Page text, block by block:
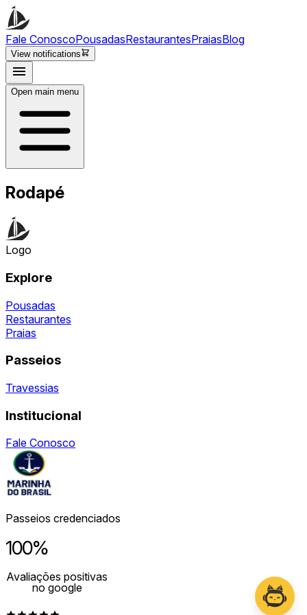
Fale ConoscoPousadasRestaurantesPraiasBlog
View notifications
Open main menu
Rodapé
Logo
Explore
Pousadas
Restaurantes
Praias
Passeios
Travessias
Institucional
Fale Conosco
Passeios credenciados
100%
Avaliações positivas
no google